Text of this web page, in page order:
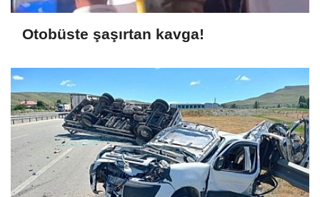
Otobüste şaşırtan kavga!